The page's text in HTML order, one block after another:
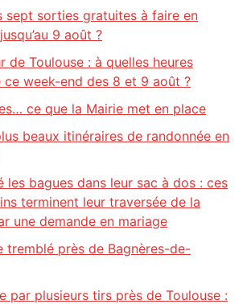
sept sorties gratuites à faire en
9 août ?
de Toulouse : à quelles heures
ce week-end des 8 et 9 août ?
ce que la Mairie met en place
beaux itinéraires de randonnée en
les bagues dans leur sac à dos : ces
terminent leur traversée de la
une demande en mariage
tremblé près de Bagnères-de-
par plusieurs tirs près de Toulouse :